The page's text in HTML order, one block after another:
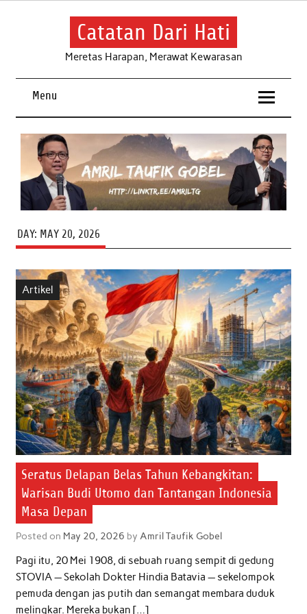
Skip
Catatan Dari Hati
Meretas Harapan, Merawat Kewarasan
Menu
DAY: MAY 20, 2026
Artikel
Seratus Delapan Belas Tahun Kebangkitan:
Warisan Budi Utomo dan Tantangan Indonesia
Masa Depan
Posted on May 20, 2026 by Amril Taufik Gobel
Pagi itu, 20 Mei 1908, di sebuah ruang sempit di gedung
STOVIA — Sekolah Dokter Hindia Batavia — sekelompok
pemuda dengan jas putih dan semangat membara duduk
melingkar. Mereka bukan […]